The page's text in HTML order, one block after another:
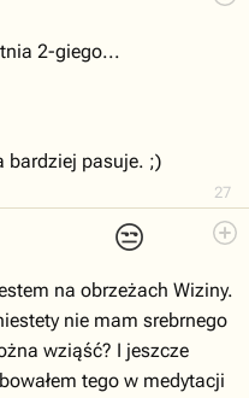
27
2-giego...
bardziej pasuje. ;)
😒
na obrzeżach Wiziny.
nie mam srebrnego
wziąść? I jeszcze
tego w medytacji